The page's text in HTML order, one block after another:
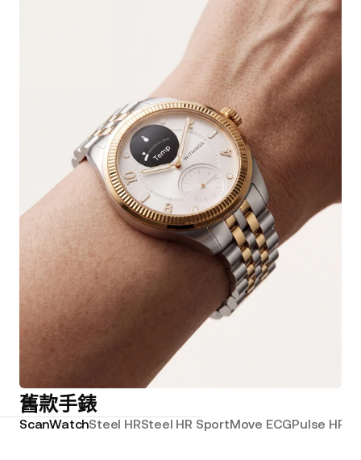
舊款手錶
ScanWatchSteel HRSteel HR SportMove ECGPulse HR